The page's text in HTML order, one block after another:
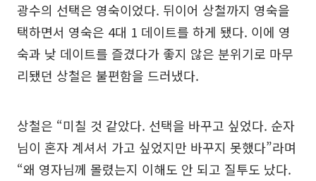
광수의 선택은 영숙이었다. 뒤이어 상철까지 영숙을
택하면서 영숙은 4대 1 데이트를 하게 됐다. 이에 영
숙과 낮 데이트를 즐겼다가 좋지 않은 분위기로 마무
리됐던 상철은 불편함을 드러냈다.
상철은 “미칠 것 같았다. 선택을 바꾸고 싶었다. 순자
님이 혼자 계셔서 가고 싶었지만 바꾸지 못했다”라며
“왜 영자님께 몰렸는지 이해도 안 되고 질투도 났다.